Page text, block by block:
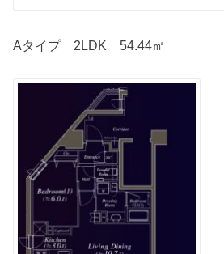
Aタイプ 2LDK 54.44㎡